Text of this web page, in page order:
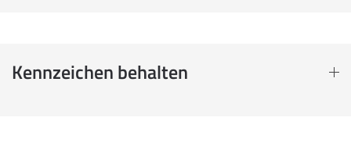
Kennzeichen behalten